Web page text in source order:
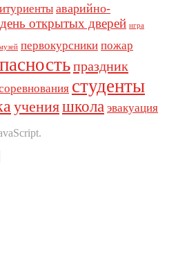
аварийно-
день открытых дверей игра
первокурсники пожар
праздник
студенты
ученияшкола эвакуация